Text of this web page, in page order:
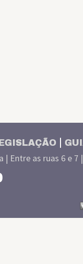
Entre as ruas 6 e 7